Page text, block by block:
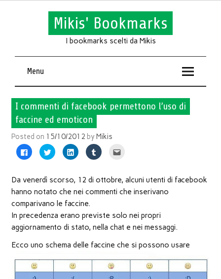
Mikis' Bookmarks
I bookmarks scelti da Mikis
Menu
I commenti di facebook permettono l’uso di
faccine ed emoticon
Posted on 15/10/2012 byMikis
Fai
clic
Facebook
apre
una
finestra)
Fai
clic
su
(Si
in
nuova
Fai
clic
su
LinkedIn
(Si
in
nuova
finestra)
Fai
clic
su
(Si
nuova
l'articolo
via
mail
(Si
in
finestra)
Da venerdì scorso, 12 di ottobre, alcuni utenti di facebook
hanno notato che nei commenti che inserivano
comparivano le faccine.
In precedenza erano previste solo nei propri
aggiornamento di stato, nella chat e nei messaggi.
Ecco uno schema delle faccine che si possono usare